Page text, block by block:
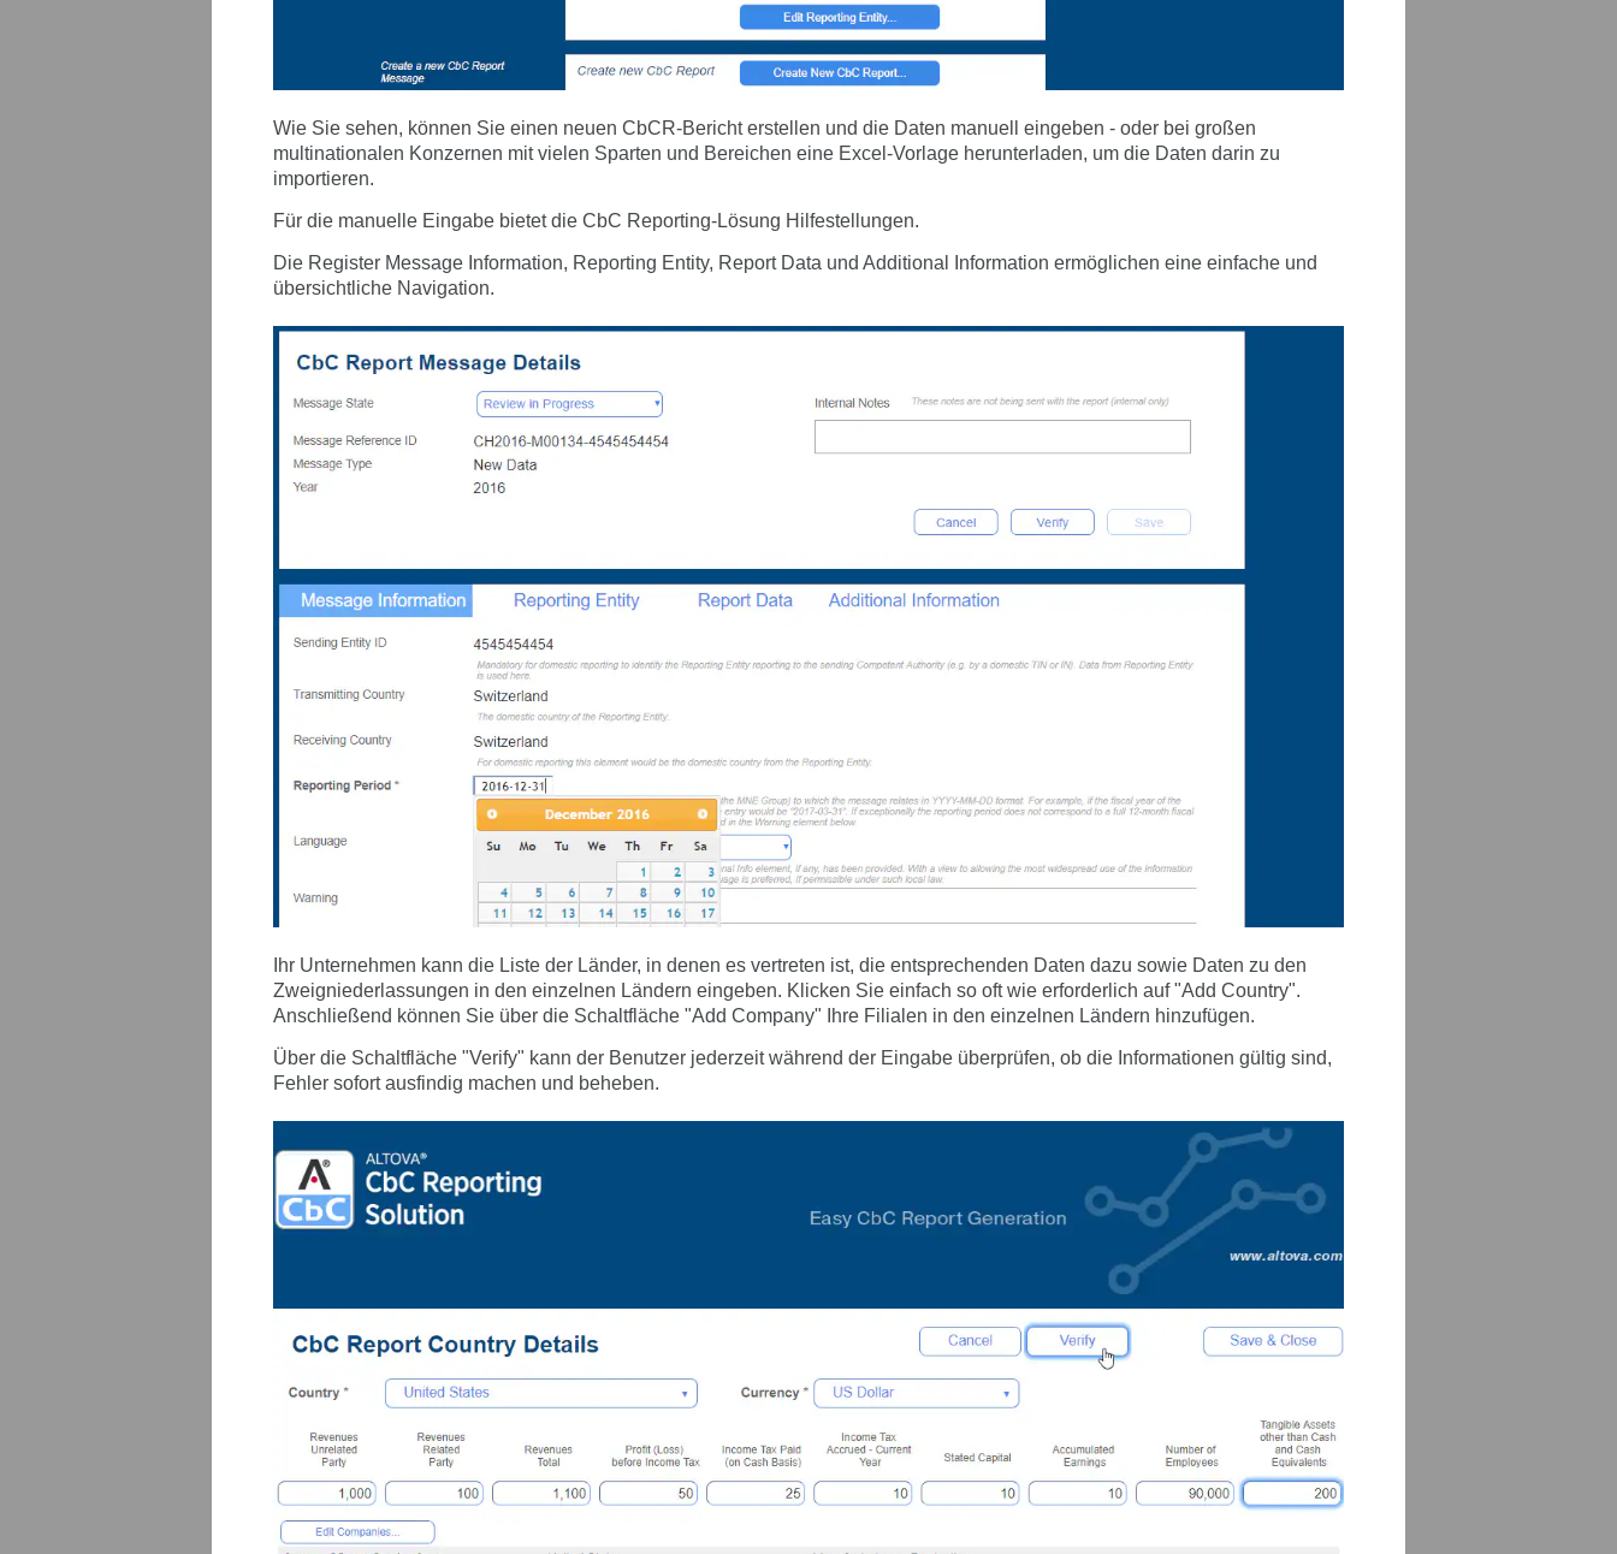
Wie Sie sehen, können Sie einen neuen CbCR-Bericht erstellen und die Daten manuell eingeben - oder bei großen
multinationalen Konzernen mit vielen Sparten und Bereichen eine Excel-Vorlage herunterladen, um die Daten darin zu
importieren.
Für die manuelle Eingabe bietet die CbC Reporting-Lösung Hilfestellungen.
Die Register Message Information, Reporting Entity, Report Data und Additional Information ermöglichen eine einfache und
übersichtliche Navigation.
Ihr Unternehmen kann die Liste der Länder, in denen es vertreten ist, die entsprechenden Daten dazu sowie Daten zu den
Zweigniederlassungen in den einzelnen Ländern eingeben. Klicken Sie einfach so oft wie erforderlich auf "Add Country".
Anschließend können Sie über die Schaltfläche "Add Company" Ihre Filialen in den einzelnen Ländern hinzufügen.
Über die Schaltfläche "Verify" kann der Benutzer jederzeit während der Eingabe überprüfen, ob die Informationen gültig sind,
Fehler sofort ausfindig machen und beheben.